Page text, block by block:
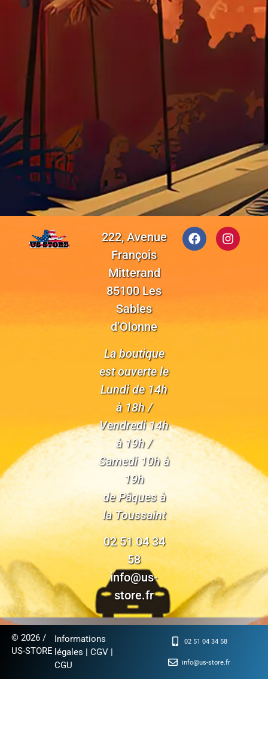
222, Avenue
François
Mitterand
85100 Les
Sables
d’Olonne
La boutique
est ouverte le
Lundi de 14h
à 18h /
Vendredi 14h
à 19h /
Samedi 10h à
19h
de Pâques à
la Toussaint
02 51 04 34
58
info@us-
store.fr
© 2026 /
US-STORE
Informations
légales |CGV |
CGU
02 51 04 34 58
info@us-store.fr